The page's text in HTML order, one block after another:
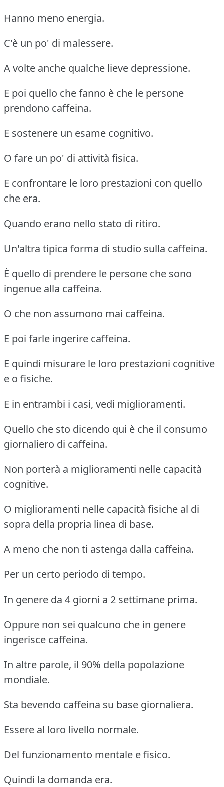
Hanno meno energia.
C'è un po' di malessere.
A volte anche qualche lieve depressione.
E poi quello che fanno è che le persone
prendono caffeina.
E sostenere un esame cognitivo.
O fare un po' di attività fisica.
E confrontare le loro prestazioni con quello
che era.
Quando erano nello stato di ritiro.
Un'altra tipica forma di studio sulla caffeina.
È quello di prendere le persone che sono
ingenue alla caffeina.
O che non assumono mai caffeina.
E poi farle ingerire caffeina.
E quindi misurare le loro prestazioni cognitive
e o fisiche.
E in entrambi i casi, vedi miglioramenti.
Quello che sto dicendo qui è che il consumo
giornaliero di caffeina.
Non porterà a miglioramenti nelle capacità
cognitive.
O miglioramenti nelle capacità fisiche al di
sopra della propria linea di base.
A meno che non ti astenga dalla caffeina.
Per un certo periodo di tempo.
In genere da 4 giorni a 2 settimane prima.
Oppure non sei qualcuno che in genere
ingerisce caffeina.
In altre parole, il 90% della popolazione
mondiale.
Sta bevendo caffeina su base giornaliera.
Essere al loro livello normale.
Del funzionamento mentale e fisico.
Quindi la domanda era.